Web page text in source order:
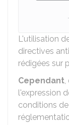
L'utilisation
directives
rédigées sur
Cependant,
l'expression
conditions